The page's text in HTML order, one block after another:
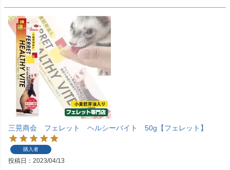
三晃商会 フェレット ヘルシーバイト 50g【フェレット】
購入者
投稿日 2023/04/13